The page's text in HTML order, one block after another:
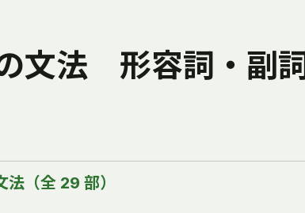
文法 形容詞・副詞
（全 29 部）